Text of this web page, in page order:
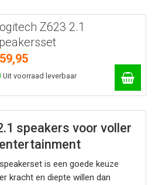
Z623 2.1
Uit voorraad leverbaar
speakers voor voller
is een goede keuze
kracht en diepte willen dan